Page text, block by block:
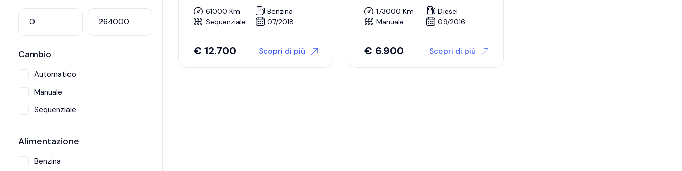
Cambio
Automatico
Manuale
Sequenziale
Alimentazione
Benzina
61000 Km
Benzina
Sequenziale
07/2018
€ 12.700 Scopri di più
173000 Km
Diesel
Manuale
09/2016
€ 6.900 Scopri di più